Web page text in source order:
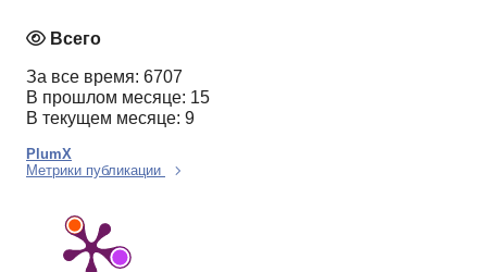
Всего
За все время: 6707
В прошлом месяце: 15
В текущем месяце: 9
PlumX
Метрики публикации